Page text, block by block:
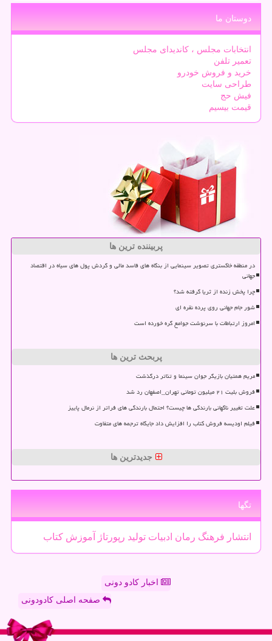
دوستان ما
انتخابات مجلس ، کاندیدای مجلس
تعمیر تلفن
خرید و فروش خودرو
طراحی سایت
فیش حج
قیمت بیسیم
پربیننده ترین ها
در منطقه خاکستری تصویر سینمایی از بنگاه های فاسد مالی و گردش پول های سیاه در اقتصاد
جهانی
چرا پخش زنده از ثریا گرفته شد؟
شور جام جهانی روی پرده نقره ای
امروز ارتباطات با سرنوشت جوامع گره خورده است
پربحث ترین ها
مریم همتیان بازیگر جوان سینما و تئاتر درگذشت
فروش بلیت ۲۱ میلیون تومانی تهران_اصفهان رد شد
علت تغییر ناگهانی بارندگی ها چیست؟ احتمال بارندگی های فراتر از نرمال پاییز
فیلم اودیسه فروش کتاب را افزایش داد جایگاه ترجمه های متفاوت
جدیدترین ها
تگها
انتشار فرهنگ رمان ادبیات تولید رپورتاژ آموزش كتاب
اخبار کادو دونی
صفحه اصلی کادودونی